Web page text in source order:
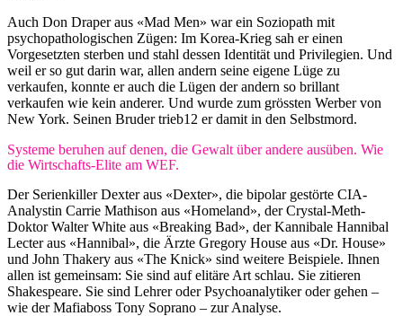
Auch Don Draper aus «Mad Men» war ein Soziopath mit
psychopathologischen Zügen: Im Korea-Krieg sah er einen
Vorgesetzten sterben und stahl dessen Identität und Privilegien. Und
weil er so gut darin war, allen andern seine eigene Lüge zu
verkaufen, konnte er auch die Lügen der andern so brillant
verkaufen wie kein anderer. Und wurde zum grössten Werber von
New York. Seinen Bruder trieb12 er damit in den Selbstmord.
Systeme beruhen auf denen, die Gewalt über andere ausüben. Wie
die Wirtschafts-Elite am WEF.
Der Serienkiller Dexter aus «Dexter», die bipolar gestörte CIA-
Analystin Carrie Mathison aus «Homeland», der Crystal-Meth-
Doktor Walter White aus «Breaking Bad», der Kannibale Hannibal
Lecter aus «Hannibal», die Ärzte Gregory House aus «Dr. House»
und John Thakery aus «The Knick» sind weitere Beispiele. Ihnen
allen ist gemeinsam: Sie sind auf elitäre Art schlau. Sie zitieren
Shakespeare. Sie sind Lehrer oder Psychoanalytiker oder gehen –
wie der Mafiaboss Tony Soprano – zur Analyse.